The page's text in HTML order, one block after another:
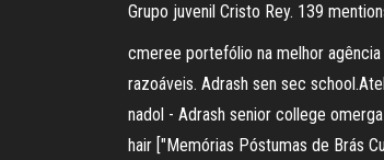
Grupo juvenil Cristo Rey. 139
cmeree portefólio na melhor
razoáveis. Adrash sen sec
nadol - Adrash senior college
hair ["Memórias Póstumas de Brás